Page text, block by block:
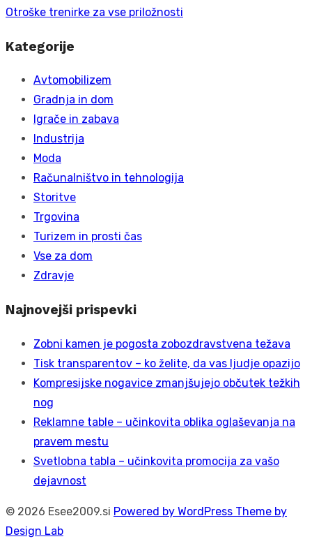
Naslednji
Otroške trenirke za vse priložnosti
Kategorije
Avtomobilizem
Gradnja in dom
Igrače in zabava
Industrija
Moda
Računalništvo in tehnologija
Storitve
Trgovina
Turizem in prosti čas
Vse za dom
Zdravje
Najnovejši prispevki
Zobni kamen je pogosta zobozdravstvena težava
Tisk transparentov – ko želite, da vas ljudje opazijo
Kompresijske nogavice zmanjšujejo občutek težkih
nog
Reklamne table – učinkovita oblika oglaševanja na
pravem mestu
Svetlobna tabla – učinkovita promocija za vašo
dejavnost
© 2026 Esee2009.si Powered by WordPress Theme by
Design Lab